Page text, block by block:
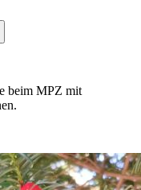
beim MPZ mit